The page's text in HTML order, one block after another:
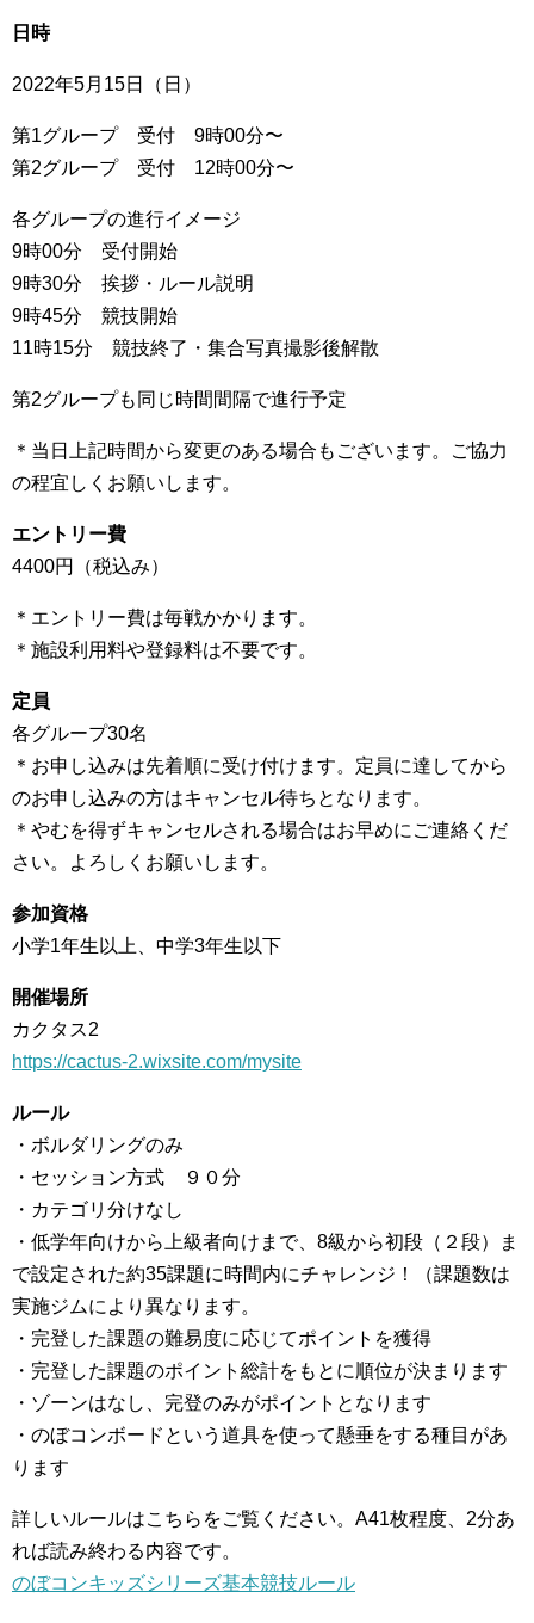
日時
2022年5月15日（日）
第1グループ 受付 9時00分〜
第2グループ 受付 12時00分〜
各グループの進行イメージ
9時00分 受付開始
9時30分 挨拶・ルール説明
9時45分 競技開始
11時15分 競技終了・集合写真撮影後解散
第2グループも同じ時間間隔で進行予定
＊当日上記時間から変更のある場合もございます。ご協力
の程宜しくお願いします。
エントリー費
4400円（税込み）
＊エントリー費は毎戦かかります。
＊施設利用料や登録料は不要です。
定員
各グループ30名
＊お申し込みは先着順に受け付けます。定員に達してから
のお申し込みの方はキャンセル待ちとなります。
＊やむを得ずキャンセルされる場合はお早めにご連絡くだ
さい。よろしくお願いします。
参加資格
小学1年生以上、中学3年生以下
開催場所
カクタス2
https://cactus-2.wixsite.com/mysite
ルール
・ボルダリングのみ
・セッション方式 ９０分
・カテゴリ分けなし
・低学年向けから上級者向けまで、8級から初段（２段）ま
で設定された約35課題に時間内にチャレンジ！（課題数は
実施ジムにより異なります。
・完登した課題の難易度に応じてポイントを獲得
・完登した課題のポイント総計をもとに順位が決まります
・ゾーンはなし、完登のみがポイントとなります
・のぼコンボードという道具を使って懸垂をする種目があ
ります
詳しいルールはこちらをご覧ください。A41枚程度、2分あ
れば読み終わる内容です。
のぼコンキッズシリーズ基本競技ルール